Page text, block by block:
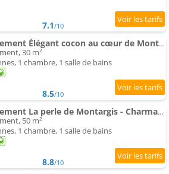
7.1/10
Appartement Élégant cocon au cœur de Montargis
30 m²
1 chambre, 1 salle de bains
8.5/10
Appartement La perle de Montargis - Charmant T2
50 m²
1 chambre, 1 salle de bains
8.8/10